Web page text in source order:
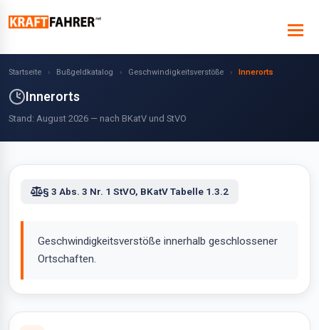
Startseite › Bußgeldkatalog › Geschwindigkeitsverstöße › Innerorts
Innerorts
Stand: August 2026 — nach BKatV und StVO
§ 3 Abs. 3 Nr. 1 StVO, BKatV Tabelle 1.3.2
Geschwindigkeitsverstöße innerhalb geschlossener
Ortschaften.